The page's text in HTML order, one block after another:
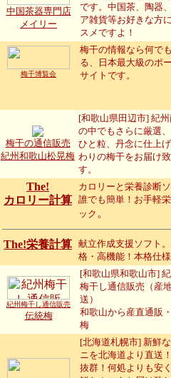
中国茶器専門店
メイリー
です。中国茶、陶器
ア雑貨等お好きな方
スメですよ！
梅干博覧会
梅干の情報なら何で
る、日本最大級のポ
サイトです。
梅干の通信販売
紀州和歌山松晃梅
[和歌山県田辺市] 紀
の中でもさらに厳選
ひと粒、丹念に仕上
わりの梅干をお届け
す。
The!
カロリー計算
カロリーと栄養診断
誰でも簡単！お手軽
ック 。
The!栄養計算 献立作成支援ソフト
格・高機能！本格仕
紀州梅干し通信販売
伝統梅
[和歌山県和歌山市]
梅干し通信販売（産
送）
和歌山から産直通販
梅
[北海道札幌市] 新鮮
ニを北海道より直送
抜群！何処よりも安